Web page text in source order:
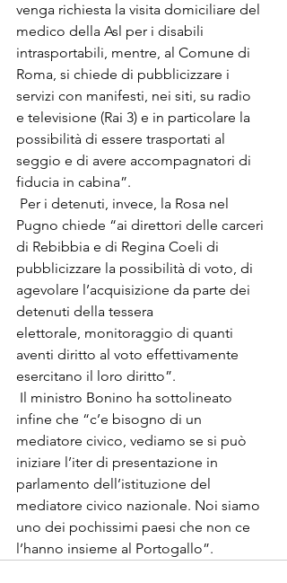
venga richiesta la visita domiciliare del
medico della Asl per i disabili
intrasportabili, mentre, al Comune di
Roma, si chiede di pubblicizzare i
servizi con manifesti, nei siti, su radio
e televisione (Rai 3) e in particolare la
possibilità di essere trasportati al
seggio e di avere accompagnatori di
fiducia in cabina”.
Per i detenuti, invece, la Rosa nel
Pugno chiede “ai direttori delle carceri
di Rebibbia e di Regina Coeli di
pubblicizzare la possibilità di voto, di
agevolare l’acquisizione da parte dei
detenuti della tessera
elettorale, monitoraggio di quanti
aventi diritto al voto effettivamente
esercitano il loro diritto”.
Il ministro Bonino ha sottolineato
infine che “c’e bisogno di un
mediatore civico, vediamo se si può
iniziare l’iter di presentazione in
parlamento dell’istituzione del
mediatore civico nazionale. Noi siamo
uno dei pochissimi paesi che non ce
l’hanno insieme al Portogallo”.